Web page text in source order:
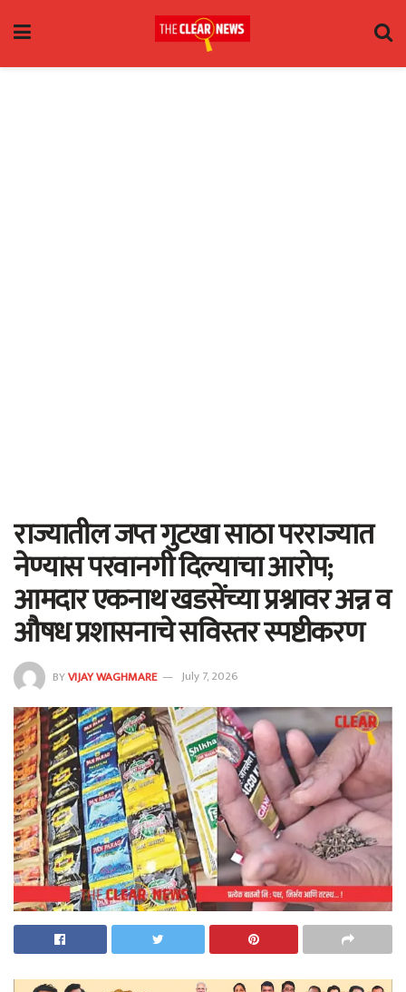
राज्यातील जप्त गुटखा साठा परराज्यात
नेण्यास परवानगी दिल्याचा आरोप;
आमदार एकनाथ खडसेंच्या प्रश्नावर अन्न व
औषध प्रशासनाचे सविस्तर स्पष्टीकरण
BYVIJAY WAGHMARE July 7, 2026